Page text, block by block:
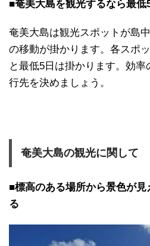
■奄美大島を観光するなら最低
奄美大島は観光スポットが島
の移動が掛かります。各スポ
と最低5日は掛かります。効
行先を決めましょう。
奄美大島の観光に関して
■標高のある場所から景色が
る